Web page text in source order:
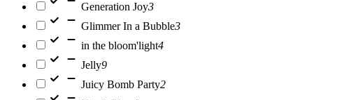
Generation Joy3
Glimmer In a Bubble3
in the bloom'light4
Jelly9
Juicy Bomb Party2